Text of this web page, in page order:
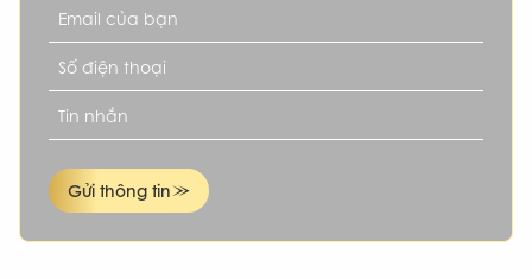
Gửi thông tin